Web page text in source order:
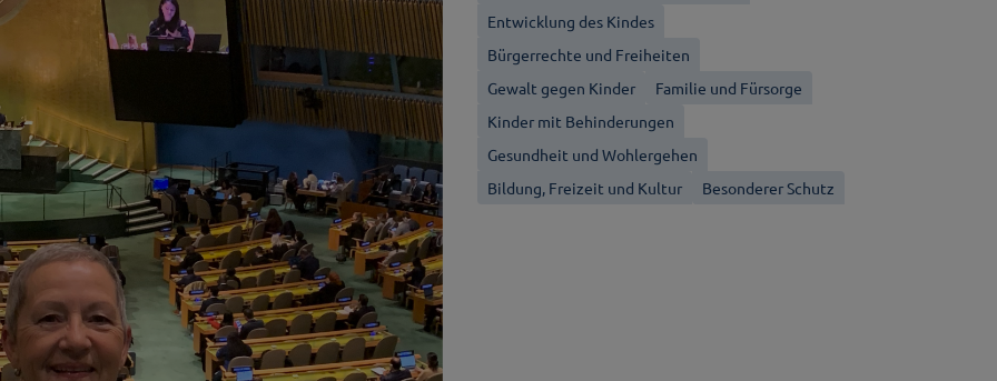
Entwicklung des Kindes
Bürgerrechte und Freiheiten
Gewalt gegen Kinder
Familie und Fürsorge
Kinder mit Behinderungen
Gesundheit und Wohlergehen
Bildung, Freizeit und Kultur
Besonderer Schutz